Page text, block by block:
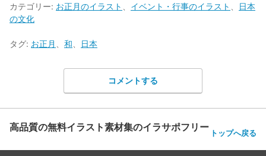
カテゴリー: お正月のイラスト イベント・行事のイラスト
日本
の文化
タグ: お正月 和 日本
コメントする
高品質の無料イラスト素材集のイラサポフリー トップへ戻る